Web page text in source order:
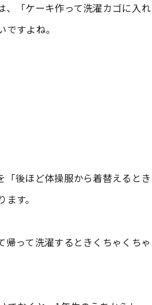
、「ケーキ作って洗濯カゴに入れ
すよね。
後ほど体操服から着替えるとき
す。
帰って洗濯するときくちゃくちゃ